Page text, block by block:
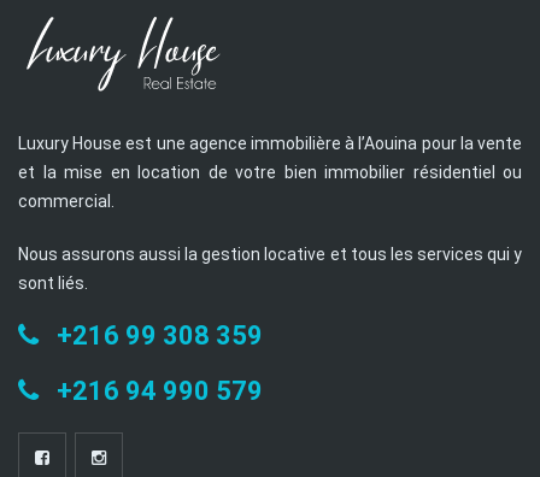
Luxury House est une agence immobilière à l’Aouina pour la vente
et la mise en location de votre bien immobilier résidentiel ou
commercial.
Nous assurons aussi la gestion locative et tous les services qui y
sont liés.
+216 99 308 359
+216 94 990 579